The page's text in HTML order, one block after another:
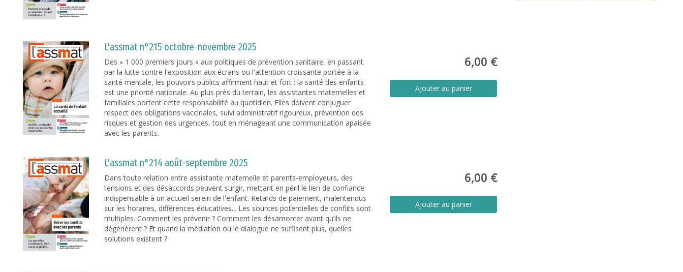
L'assmat n°215 octobre-novembre 2025
Des « 1 000 premiers jours » aux politiques de prévention sanitaire, en passant
par la lutte contre l'exposition aux écrans ou l'attention croissante portée à la
santé mentale, les pouvoirs publics affirment haut et fort : la santé des enfants
est une priorité nationale. Au plus près du terrain, les assistantes maternelles et
familiales portent cette responsabilité au quotidien. Elles doivent conjuguer
respect des obligations vaccinales, suivi administratif rigoureux, prévention des
risques et gestion des urgences, tout en ménageant une communication apaisée
avec les parents.
6,00 €
Ajouter au panier
L'assmat n°214 août-septembre 2025
Dans toute relation entre assistante maternelle et parents-employeurs, des
tensions et des désaccords peuvent surgir, mettant en péril le lien de confiance
indispensable à un accueil serein de l'enfant. Retards de paiement, malentendus
sur les horaires, différences éducatives... Les sources potentielles de conflits sont
multiples. Comment les prévenir ? Comment les désamorcer avant qu’ils ne
dégénèrent ? Et quand la médiation ou le dialogue ne suffisent plus, quelles
solutions existent ?
6,00 €
Ajouter au panier